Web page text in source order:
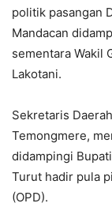
politik pasangan
Mandacan
sementara Wakil
Lakotani.
Sekretaris
Temongmere,
didampingi
Turut hadir pula
(OPD).